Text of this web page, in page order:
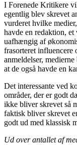
I Forenede Kritikere
egentlig blev skrevet
vurderet hvilke
havde en redaktion,
uafhængig af
frasorteret influencere
anmeldelser,
at de også havde en
Det interessante ved
områder, der er godt
ikke bliver skrevet så
faktisk bliver skrevet
godt ud med klassisk
Ud over antallet af